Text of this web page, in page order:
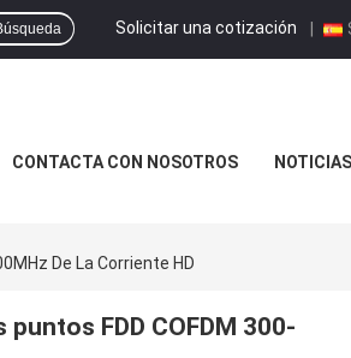
Solicitar una cotización |
CONTACTA CON NOSOTROS NOTICIAS
De La Corriente HD
FDD COFDM 300-